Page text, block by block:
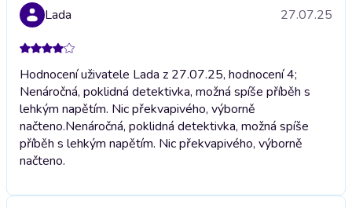
Lada 27.07.25
Hodnocení uživatele Lada z 27.07.25, hodnocení 4;
Nenáročná, poklidná detektivka, možná spíše příběh s
lehkým napětím. Nic překvapivého, výborně
načteno.Nenáročná, poklidná detektivka, možná spíše
příběh s lehkým napětím. Nic překvapivého, výborně
načteno.